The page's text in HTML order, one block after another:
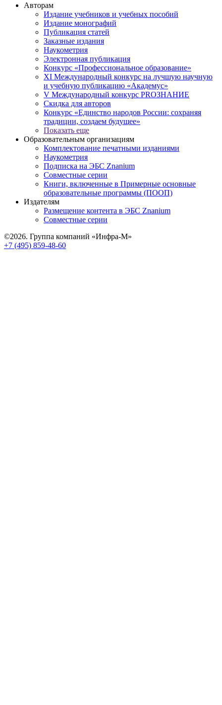
Авторам
Издание учебников и учебных пособий
Издание монографий
Публикация статей
Заказные издания
Наукометрия
Электронная публикация
Конкурс «Профессиональное образование»
XI Международный конкурс на лучшую научную
и учебную публикацию «Академус»
V Международный конкурс PROЗНАНИЕ
Скидка для авторов
Конкурс «Единство народов России: сохраняя
традиции, создаем будущее»
Показать еще
Образовательным организациям
Комплектование печатными изданиями
Наукометрия
Подписка на ЭБС Znanium
Совместные серии
Книги, включенные в Примерные основные
образовательные программы (ПООП)
Издателям
Размещение контента в ЭБС Znanium
Совместные серии
©2026. Группа компаний «Инфра-М»
+7 (495) 859-48-60